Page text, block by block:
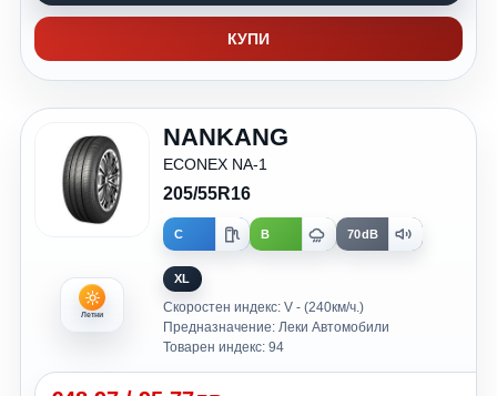
КУПИ
Летни
NANKANG
ECONEX NA-1
205/55R16
C B 70dB
XL
Скоростен индекс: V - (240км/ч.)
Предназначение: Леки Автомобили
Товарен индекс: 94